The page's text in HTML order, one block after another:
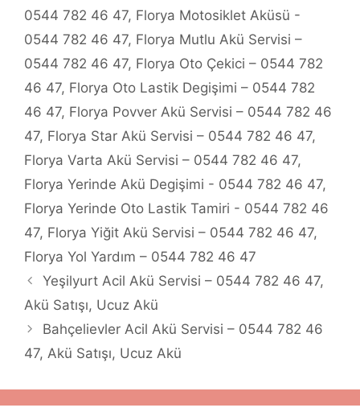
0544 782 46 47, Florya Motosiklet Aküsü -
0544 782 46 47, Florya Mutlu Akü Servisi –
0544 782 46 47, Florya Oto Çekici – 0544 782
46 47, Florya Oto Lastik Degişimi – 0544 782
46 47, Florya Povver Akü Servisi – 0544 782 46
47, Florya Star Akü Servisi – 0544 782 46 47,
Florya Varta Akü Servisi – 0544 782 46 47,
Florya Yerinde Akü Degişimi - 0544 782 46 47,
Florya Yerinde Oto Lastik Tamiri - 0544 782 46
47, Florya Yiğit Akü Servisi – 0544 782 46 47,
Florya Yol Yardım – 0544 782 46 47
Yeşilyurt Acil Akü Servisi – 0544 782 46 47,
Akü Satışı, Ucuz Akü
Bahçelievler Acil Akü Servisi – 0544 782 46
47, Akü Satışı, Ucuz Akü